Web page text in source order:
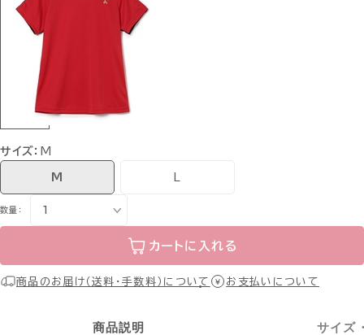
サイズ： M
M
数量：
カートに入れる
商品のお届け（送料・手数料）について お支払いについて
商品説明 サイズ